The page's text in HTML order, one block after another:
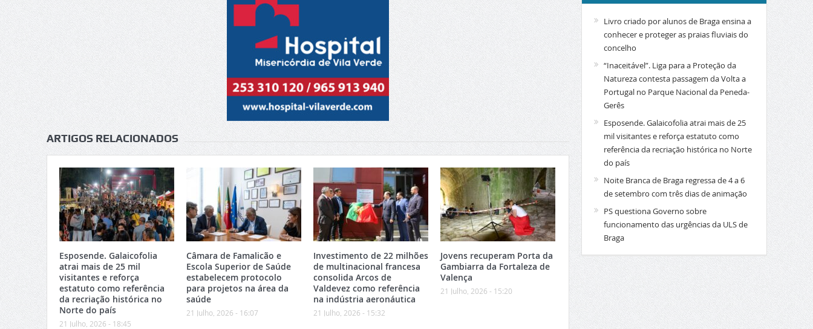
ARTIGOS RELACIONADOS
Esposende. Galaicofolia
atrai mais de 25 mil
visitantes e reforça
estatuto como referência
da recriação histórica no
Norte do país
21 Julho, 2026 - 18:45
Câmara de Famalicão e
Escola Superior de Saúde
estabelecem protocolo
para projetos na área da
saúde
21 Julho, 2026 - 16:07
Investimento de 22 milhões
de multinacional francesa
consolida Arcos de
Valdevez como referência
na indústria aeronáutica
21 Julho, 2026 - 15:32
Jovens recuperam Porta da
Gambiarra da Fortaleza de
Valença
21 Julho, 2026 - 15:20
Livro criado por alunos de Braga ensina a
conhecer e proteger as praias fluviais do
concelho
“Inaceitável”. Liga para a Proteção da
Natureza contesta passagem da Volta a
Portugal no Parque Nacional da Peneda-
Gerês
Esposende. Galaicofolia atrai mais de 25
mil visitantes e reforça estatuto como
referência da recriação histórica no Norte
do país
Noite Branca de Braga regressa de 4 a 6
de setembro com três dias de animação
PS questiona Governo sobre
funcionamento das urgências da ULS de
Braga